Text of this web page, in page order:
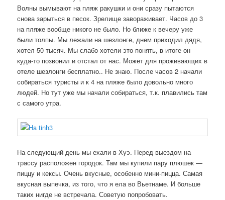
Волны вымывают на пляж ракушки и они сразу пытаются
снова зарыться в песок. Зрелище завораживает. Часов до 3
на пляже вообще никого не было. Но ближе к вечеру уже
были толпы. Мы лежали на шезлонге, днем приходил дядя,
хотел 50 тысяч. Мы слабо хотели это понять, в итоге он
куда-то позвонил и отстал от нас. Может для проживающих в
отеле шезлонги бесплатно.. Не знаю. После часов 2 начали
собираться туристы и к 4 на пляже было довольно много
людей. Но тут уже мы начали собираться, т.к. плавились там
с самого утра.
На следующий день мы ехали в Хуэ. Перед выездом на
трассу расположен городок. Там мы купили пару плюшек —
пиццу и кексы. Очень вкусные, особенно мини-пицца. Самая
вкусная выпечка, из того, что я ела во Вьетнаме. И больше
таких нигде не встречала. Советую попробовать.